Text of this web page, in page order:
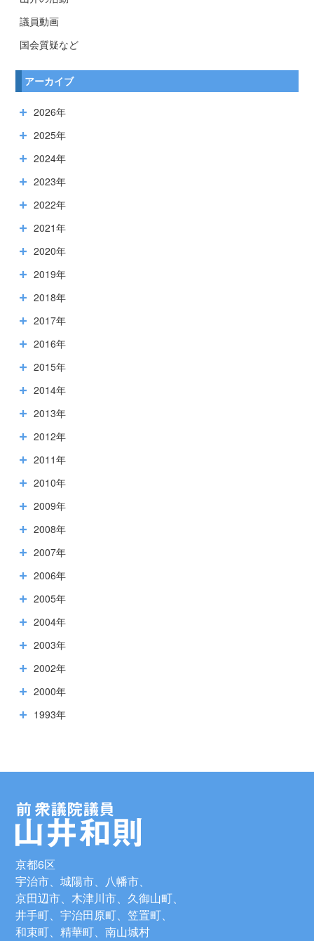
議員動画
国会質疑など
アーカイブ
2026年
2025年
2024年
2023年
2022年
2021年
2020年
2019年
2018年
2017年
2016年
2015年
2014年
2013年
2012年
2011年
2010年
2009年
2008年
2007年
2006年
2005年
2004年
2003年
2002年
2000年
1993年
京都6区
宇治市、城陽市、八幡市、
京田辺市、木津川市、久御山町、
井手町、宇治田原町、笠置町、
和束町、精華町、南山城村